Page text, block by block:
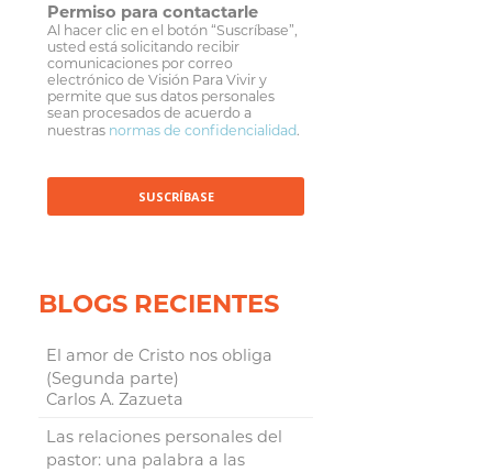
Permiso para contactarle
Al hacer clic en el botón “Suscríbase”,
usted está solicitando recibir
comunicaciones por correo
electrónico de Visión Para Vivir y
permite que sus datos personales
sean procesados de acuerdo a
nuestras normas de confidencialidad.
BLOGS RECIENTES
El amor de Cristo nos obliga
(Segunda parte)
Carlos A. Zazueta
Las relaciones personales del
pastor: una palabra a las